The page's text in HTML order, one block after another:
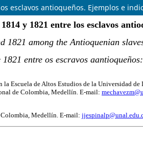
esclavos antioqueños. Ejemplos e